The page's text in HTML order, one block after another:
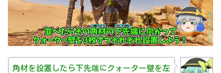
角材を設置したら下先端にクォーター壁を左